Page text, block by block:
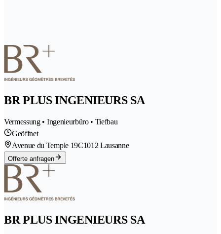
BR PLUS INGENIEURS SA
Vermessung • Ingenieurbüro • Tiefbau
Geöffnet
Avenue du Temple 19C1012 Lausanne
Offerte anfragen
BR PLUS INGENIEURS SA